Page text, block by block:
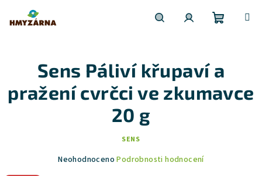
košík
Sens Páliví křupaví a
pražení cvrčci ve zkumavce
20 g
SENS
Neohodnoceno Podrobnosti hodnocení